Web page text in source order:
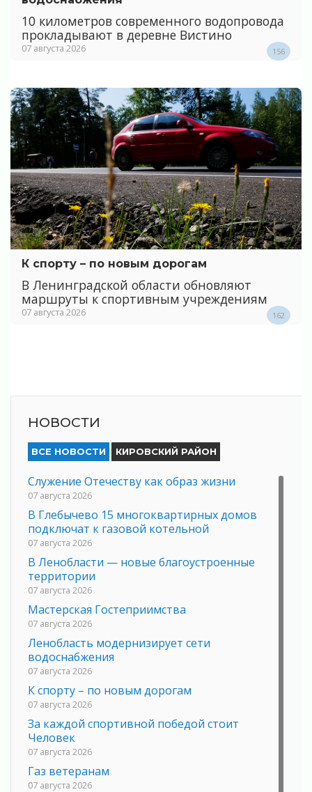
10 километров современного водопровода
прокладывают в деревне Вистино
07 августа 2026 156
К спорту – по новым дорогам
В Ленинградской области обновляют
маршруты к спортивным учреждениям
07 августа 2026 162
НОВОСТИ
ВСЕ НОВОСТИ КИРОВСКИЙ РАЙОН
Служение Отечеству как образ жизни
07 августа 2026
В Глебычево 15 многоквартирных домов
подключат к газовой котельной
07 августа 2026
В Ленобласти — новые благоустроенные
территории
07 августа 2026
Мастерская Гостеприимства
07 августа 2026
Ленобласть модернизирует сети
водоснабжения
07 августа 2026
К спорту – по новым дорогам
07 августа 2026
За каждой спортивной победой стоит
Человек
07 августа 2026
Газ ветеранам
07 августа 2026